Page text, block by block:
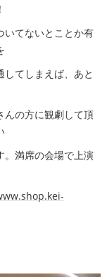
いてないとことか有
てしまえば、あと
んの方に観劇して頂
。満席の会場で上演